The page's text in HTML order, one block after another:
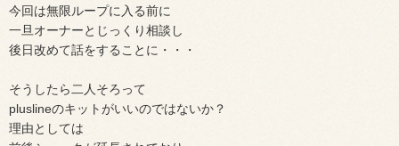
今回は無限ループに入る前に
一旦オーナーとじっくり相談し
後日改めて話をすることに・・・
そうしたら二人そろって
pluslineのキットがいいのではないか？
理由としては